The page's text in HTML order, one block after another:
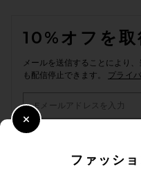
10%オフを取
メールを送信することにより
も配信停止できます。 プライ
ファッシ
Close Modal